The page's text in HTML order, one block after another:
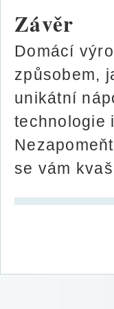
Závěr
Domácí
způsobem,
unikátní
technologie
se vám